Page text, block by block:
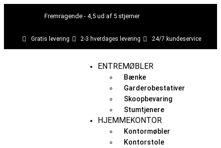
Gå
Fremragende - 4,5 ud af 5 stjerner
Gratis levering 2-3 hverdages levering 24/7 kundeservice
ENTREMØBLER
Bænke
Garderobestativer
Skoopbevaring
Stumtjenere
HJEMMEKONTOR
Kontormøbler
Kontorstole